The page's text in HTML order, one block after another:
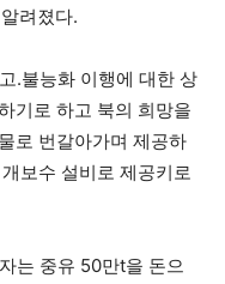
려졌다.
.불능화 이행에 대한 상
기로 하고 북의 희망을
로 번갈아가며 제공하
보수 설비로 제공키로
는 중유 50만t을 돈으